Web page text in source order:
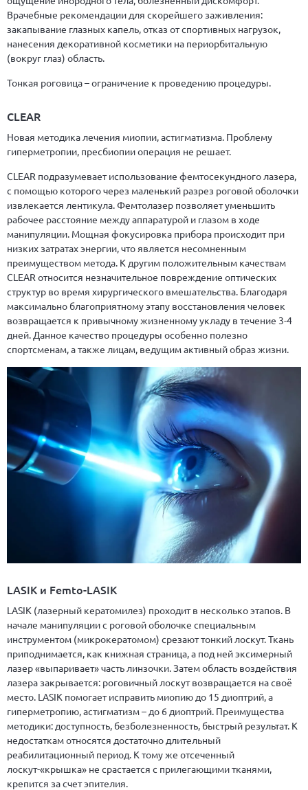
Врачебные рекомендации для скорейшего заживления:
закапывание глазных капель, отказ от спортивных нагрузок,
нанесения декоративной косметики на периорбитальную
(вокруг глаз) область.
Тонкая роговица – ограничение к проведению процедуры.
CLEAR
Новая методика лечения миопии, астигматизма. Проблему
гиперметропии, пресбиопии операция не решает.
CLEAR подразумевает использование фемтосекундного лазера,
с помощью которого через маленький разрез роговой оболочки
извлекается лентикула. Фемтолазер позволяет уменьшить
рабочее расстояние между аппаратурой и глазом в ходе
манипуляции. Мощная фокусировка прибора происходит при
низких затратах энергии, что является несомненным
преимуществом метода. К другим положительным качествам
CLEAR относится незначительное повреждение оптических
структур во время хирургического вмешательства. Благодаря
максимально благоприятному этапу восстановления человек
возвращается к привычному жизненному укладу в течение 3-4
дней. Данное качество процедуры особенно полезно
спортсменам, а также лицам, ведущим активный образ жизни.
LASIK и Femto-LASIK
LASIK (лазерный кератомилез) проходит в несколько этапов. В
начале манипуляции с роговой оболочке специальным
инструментом (микрокератомом) срезают тонкий лоскут. Ткань
приподнимается, как книжная страница, а под ней эксимерный
лазер «выпаривает» часть линзочки. Затем область воздействия
лазера закрывается: роговичный лоскут возвращается на своё
место. LASIK помогает исправить миопию до 15 диоптрий, а
гиперметропию, астигматизм – до 6 диоптрий. Преимущества
методики: доступность, безболезненность, быстрый результат. К
недостаткам относятся достаточно длительный
реабилитационный период. К тому же отсеченный
лоскут-«крышка» не срастается с прилегающими тканями,
крепится за счет эпителия.